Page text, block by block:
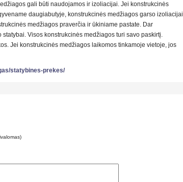
gali būti naudojamos ir izoliacijai. Jei konstrukcinės
daugiabutyje, konstrukcinės medžiagos garso izoliacijai
medžiagos praverčia ir ūkiniame pastate. Dar
Visos konstrukcinės medžiagos turi savo paskirtį.
Jei konstrukcinės medžiagos laikomos tinkamoje vietoje, jos
statybines-prekes/